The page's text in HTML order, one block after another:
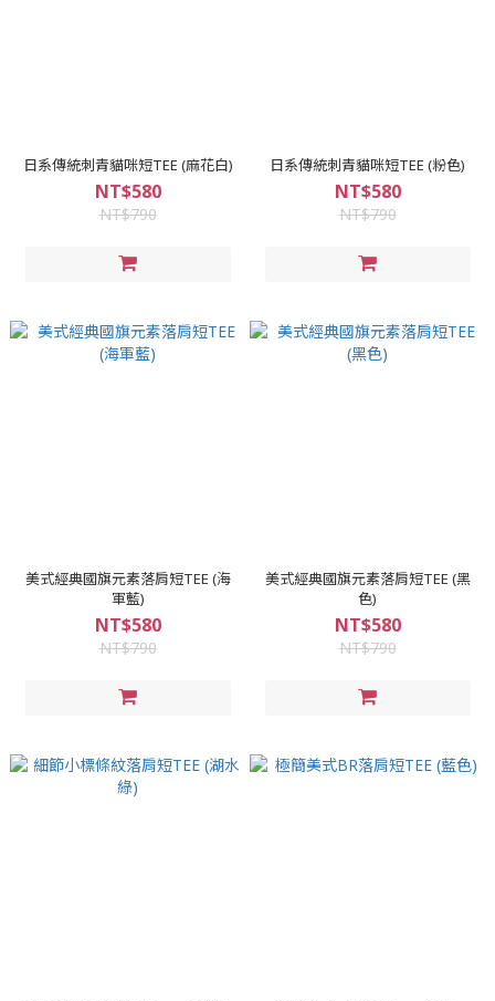
日系傳統刺青貓咪短TEE (麻花白)
NT$580
NT$790
日系傳統刺青貓咪短TEE (粉色)
NT$580
NT$790
美式經典國旗元素落肩短TEE (海
軍藍)
NT$580
NT$790
美式經典國旗元素落肩短TEE (黑
色)
NT$580
NT$790